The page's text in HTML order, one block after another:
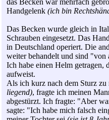
das Becken war mehrfach
Handgelenk (ich bin
Das Becken wurde gleich in
Schrauben eingesetzt. Das
in Deutschland operiert. Die
weiter behandelt und sind "von
Ich habe einen Helm getragen,
aufweist.
Als ich kurz nach dem Sturz zu
liegend), fragte ich meinen
abgestürzt. Ich fragte: "Aber
sagte: "Ich habe mich falsch